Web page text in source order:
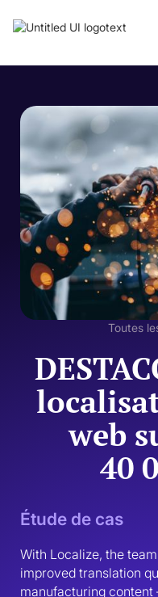
Toutes
web
40
Étude de cas
With Localize, the
improved translation
manufacturing